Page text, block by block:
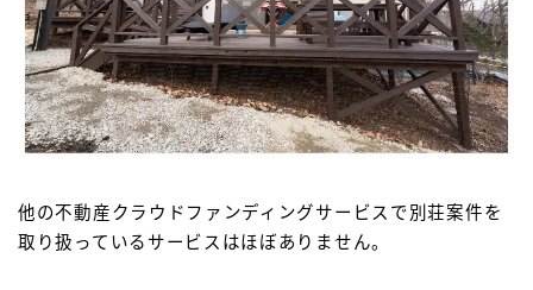
他の不動産クラウドファンディングサービスで別荘案件を
取り扱っているサービスはほぼありません。